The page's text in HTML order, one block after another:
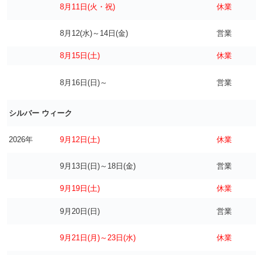
8月11日(火・祝) 休業
8月12(水)～14日(金) 営業
8月15日(土) 休業
8月16日(日)～ 営業
シルバー ウィーク
2026年 9月12日(土) 休業
9月13日(日)～18日(金) 営業
9月19日(土) 休業
9月20日(日) 営業
9月21日(月)～23日(水) 休業